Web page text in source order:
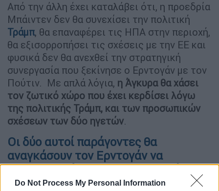
Do Not Process My Personal Information
Από την άλλη έχει καταλάβει ότι, η προεδρία
Μπάιντεν δεν θα συνεχίσει την πολιτική
Τράμπ, θα επαναφέρει τις ΗΠΑ στην περιοχή,
θα εξισορροπήσει τις σχέσεις με την ΕΕ και
φυσικά δεν θα ανεχθεί την στρατηγική
συνεργασία που ξεκίνησε ο Ερντογάν με τον
Πούτιν. Με απλά λόγια, η Άγκυρα θα χάσει
τον ζωτικό χώρο που έχει κερδίσει λόγω
της πολιτικής Τράμπ, και των προσωπικών
σχέσεων των δύο ηγετών.
Οι δύο αυτοί παράγοντες θα
αναγκάσουν τον Ερντογάν να
επανασχεδιάσει την στρατηγική του,
και έχει τρεις επιλογές μπροστά του: